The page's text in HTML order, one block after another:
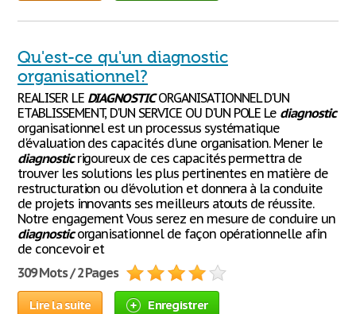
Qu'est-ce qu'un diagnostic
organisationnel?
REALISER LE DIAGNOSTICORGANISATIONNEL D'UN
ETABLISSEMENT, D'UN SERVICE OU D'UN POLE Le diagnostic
organisationnel est un processus systématique
d'évaluation des capacités d'une organisation. Mener le
diagnosticrigoureux de ces capacités permettra de
trouver les solutions les plus pertinentes en matière de
restructuration ou d'évolution et donnera à la conduite
de projets innovants ses meilleurs atouts de réussite.
Notre engagement Vous serez en mesure de conduire un
diagnosticorganisationnel de façon opérationnelle afin
de concevoir et
309 Mots / 2 Pages
Lire la suite Enregistrer